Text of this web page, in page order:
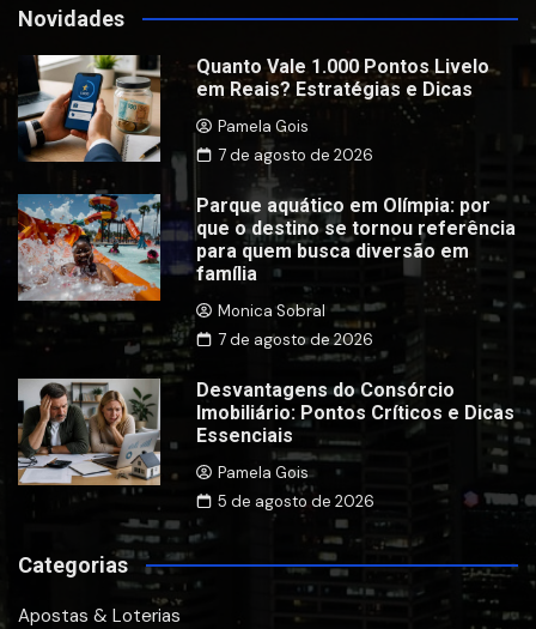
Novidades
Quanto Vale 1.000 Pontos Livelo
em Reais? Estratégias e Dicas
Pamela Gois
7 de agosto de 2026
Parque aquático em Olímpia: por
que o destino se tornou referência
para quem busca diversão em
família
Monica Sobral
7 de agosto de 2026
Desvantagens do Consórcio
Imobiliário: Pontos Críticos e Dicas
Essenciais
Pamela Gois
5 de agosto de 2026
Categorias
Apostas & Loterias